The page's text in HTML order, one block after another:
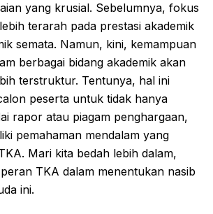
yang krusial. Sebelumnya, fokus
terarah pada prestasi akademik
semata. Namun, kini, kemampuan
berbagai bidang akademik akan
terstruktur. Tentunya, hal ini
peserta untuk tidak hanya
rapor atau piagam penghargaan,
pemahaman mendalam yang
Mari kita bedah lebih dalam,
TKA dalam menentukan nasib
ini.